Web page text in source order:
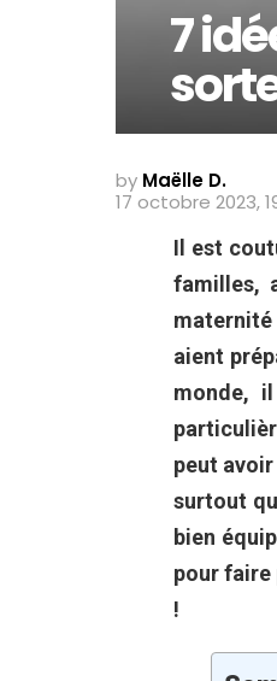
7
by Maëlle D.
17 octobre 2023,
Il est
familles,
aient
monde,
peut
surtout
bien
pour faire
!